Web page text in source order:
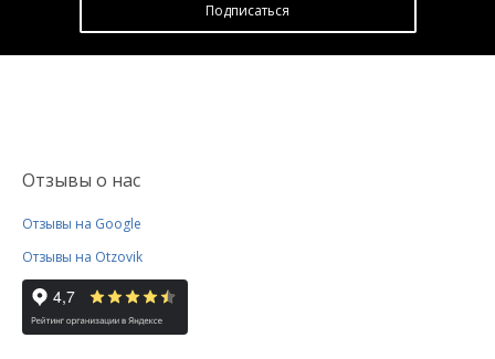
Подписатьcя
Отзывы о нас
Отзывы на Google
Отзывы на Otzovik